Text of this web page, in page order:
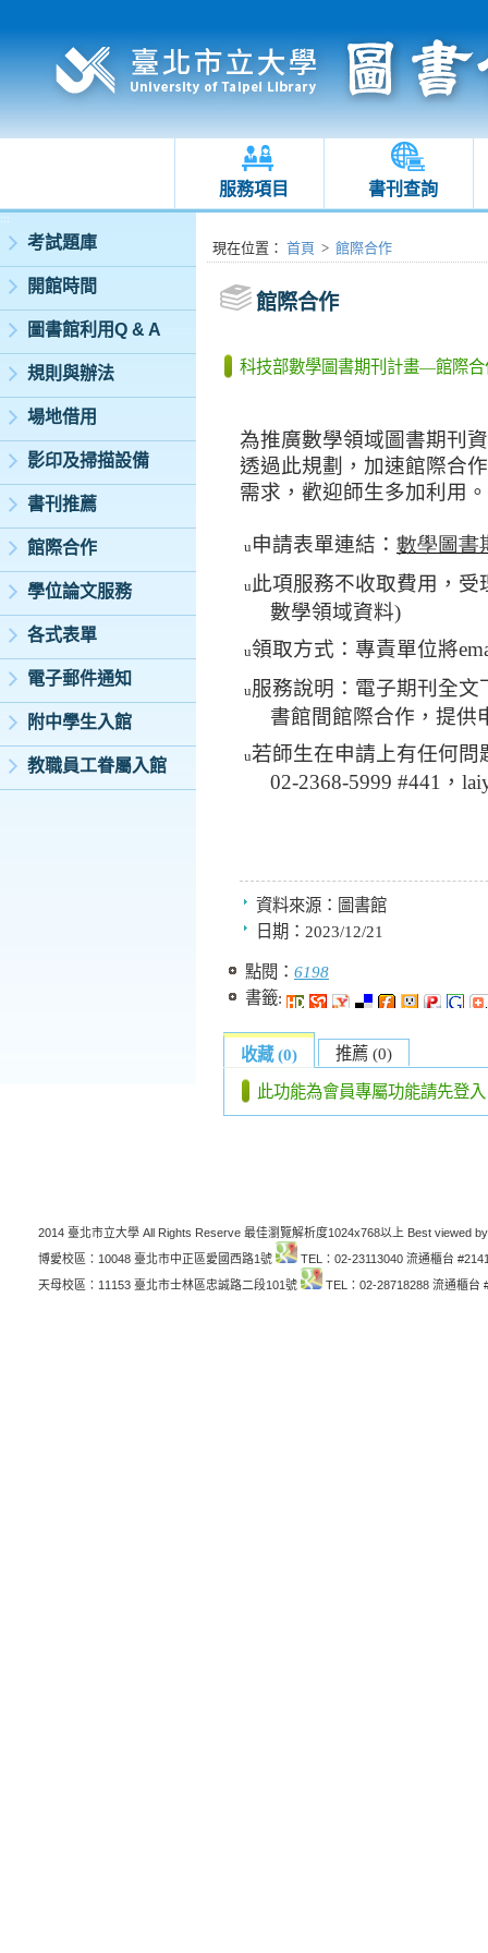
服務項目 書刊查詢
:::
考試題庫
開館時間
圖書館利用Q & A
規則與辦法
場地借用
影印及掃描設備
書刊推薦
館際合作
學位論文服務
各式表單
電子郵件通知
附中學生入館
教職員工眷屬入館
:::現在位置 ： 首頁 > 館際合作
館際合作
科技部數學圖書期刊計畫—館際合
為推廣數學領域圖書期刊
透過此規劃，加速館際合
需求 ，歡迎師生多加利用。
u 申請表單連結： 數學圖書
u此項服務不收取費用，
數學領域資料)
u領取方式：專責單位將
u服務說明：電子期刊全
書館間館際合作，提供
u若師生在申請上有任何問
02-2368-5999 #441，
資料來源： 圖書館
日期： 2023/12/21
點閱： 6198
書籤:
收藏 (0) 推薦 (0)
此功能為會員專屬功能請先登入
2014 臺北市立大學 All Rights Reserve 最佳瀏覽解析度1024x768以上 Best viewed
博愛校區：10048 臺北市中正區愛國西路1號
TEL：02-23113040 流通櫃台
天母校區：11153 臺北市士林區忠誠路二段101號
TEL：02-28718288 流通櫃台